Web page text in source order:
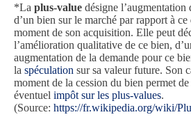
*La plus-value désigne l’augmentation
d’un bien sur le marché par rapport à ce
moment de son acquisition. Elle peut
l’amélioration qualitative de ce bien,
augmentation de la demande pour ce
la spéculation sur sa valeur future. Son
moment de la cession du bien permet
éventuel impôt sur les plus-values.
(Source: https://fr.wikipedia.org/wiki/